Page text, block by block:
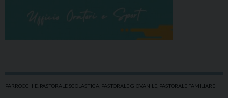
PARROCCHIE PASTORALE SCOLASTICA PASTORALE GIOVANILE PASTORALE FAMILIARE